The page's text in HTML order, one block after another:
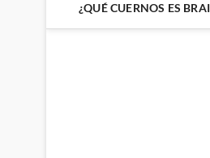
¿QUÉ CUERNOS ES